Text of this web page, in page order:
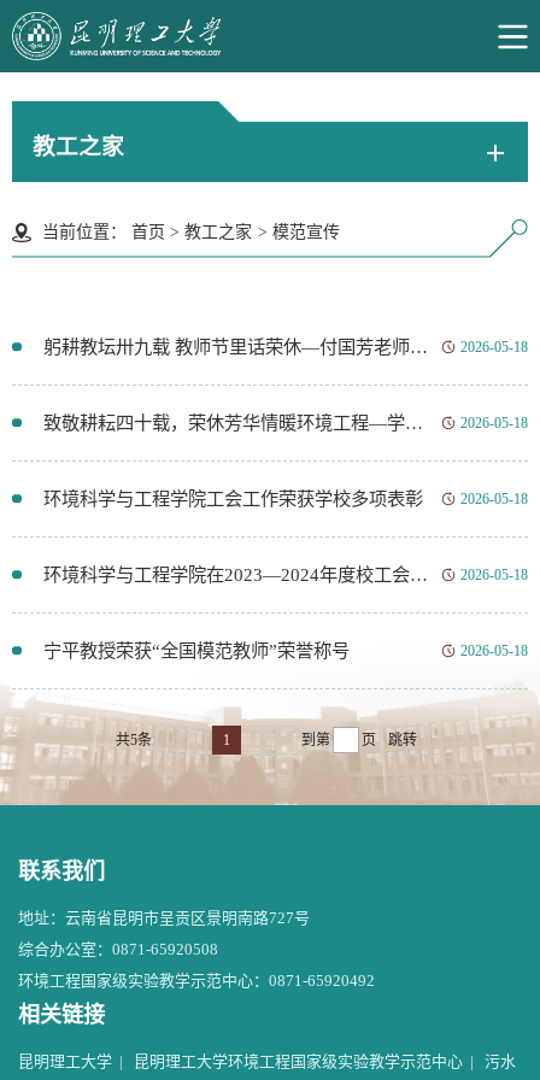
教工之家
当前位置： 首页 > 教工之家 > 模范宣传
躬耕教坛卅九载 教师节里话荣休—付国芳老师荣休仪式温情举行 2026-05-18
致敬耕耘四十载，荣休芳华情暖环境工程—学院为普红平老师举行荣退仪式 2026-05-18
环境科学与工程学院工会工作荣获学校多项表彰 2026-05-18
环境科学与工程学院在2023—2024年度校工会表彰中荣获多项荣誉 2026-05-18
宁平教授荣获“全国模范教师”荣誉称号 2026-05-18
共5条 上页 1 下页 到第 页 跳转
联系我们
地址：云南省昆明市呈贡区景明南路727号
综合办公室：0871-65920508
环境工程国家级实验教学示范中心：0871-65920492
相关链接
昆明理工大学 | 昆明理工大学环境工程国家级实验教学示范中心 | 污水